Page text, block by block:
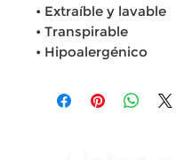
• Extraíble y lavable
• Transpirable
• Hipoalergénico